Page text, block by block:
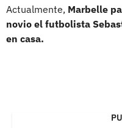
Actualmente, Marbelle
novio el futbolista
en casa.